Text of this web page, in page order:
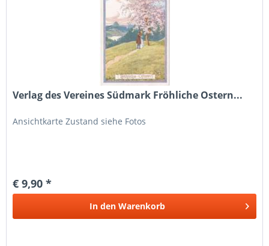
Verlag des Vereines Südmark Fröhliche Ostern...
Ansichtkarte Zustand siehe Fotos
€ 9,90 *
In den Warenkorb